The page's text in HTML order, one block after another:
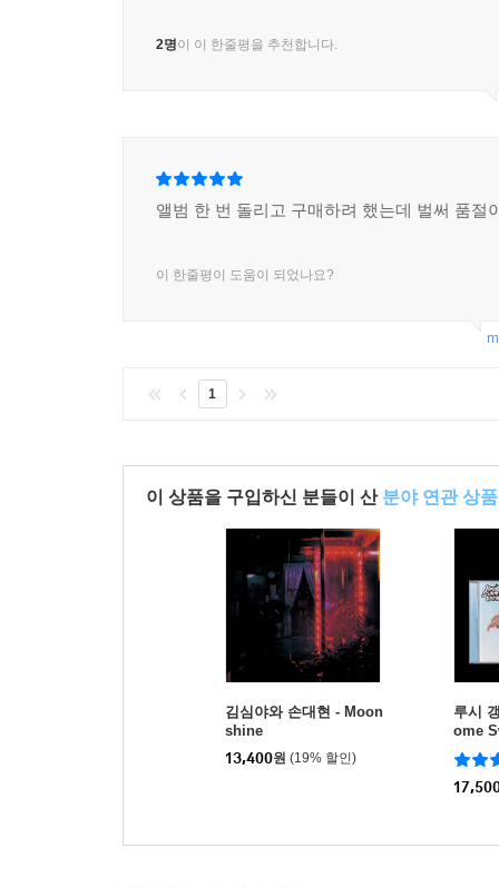
2명이 이 한줄평을 추천합니다.
앨범 한 번 돌리고 구매하려 했는데 벌써 품절
이 한줄평이 도움이 되었나요?
1
이 상품을 구입하신 분들이 산 분야 연관 상품
김심야와 손대현 - Moon
shine
13,400원 (19% 할인)
루시
ome